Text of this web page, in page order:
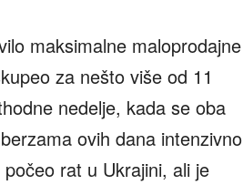
maksimalne maloprodajne
za nešto više od 11
nedelje, kada se oba
ovih dana intenzivno
rat u Ukrajini, ali je